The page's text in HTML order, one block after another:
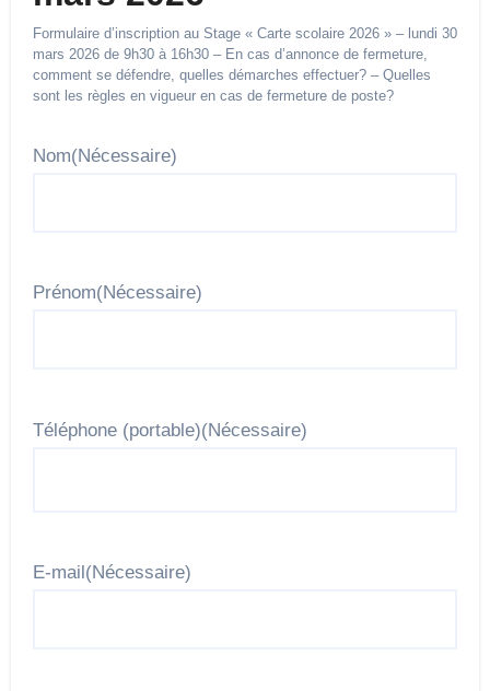
Formulaire d’inscription au Stage « Carte scolaire 2026 » – lundi 30
mars 2026 de 9h30 à 16h30 – En cas d’annonce de fermeture,
comment se défendre, quelles démarches effectuer? – Quelles
sont les règles en vigueur en cas de fermeture de poste?
Nom(Nécessaire)
Prénom(Nécessaire)
Téléphone (portable)(Nécessaire)
E-mail (Nécessaire)